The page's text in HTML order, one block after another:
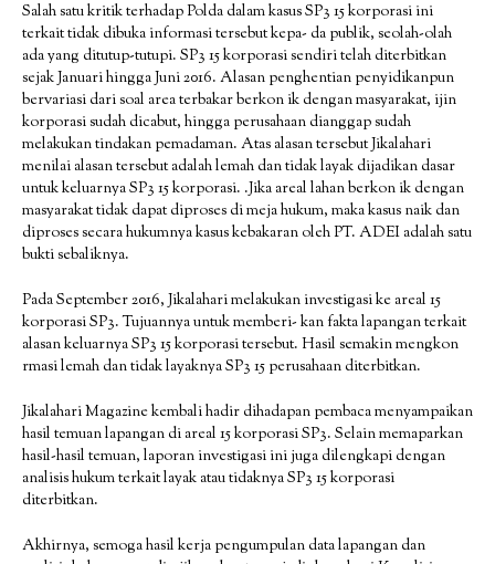
Salah satu kritik terhadap Polda dalam kasus SP3 15 korporasi ini
terkait tidak dibuka informasi tersebut kepa- da publik, seolah-olah
ada yang ditutup-tutupi. SP3 15 korporasi sendiri telah diterbitkan
sejak Januari hingga Juni 2016. Alasan penghentian penyidikanpun
bervariasi dari soal area terbakar berkon ik dengan masyarakat, ijin
korporasi sudah dicabut, hingga perusahaan dianggap sudah
melakukan tindakan pemadaman. Atas alasan tersebut Jikalahari
menilai alasan tersebut adalah lemah dan tidak layak dijadikan dasar
untuk keluarnya SP3 15 korporasi. .Jika areal lahan berkon ik dengan
masyarakat tidak dapat diproses di meja hukum, maka kasus naik dan
diproses secara hukumnya kasus kebakaran oleh PT. ADEI adalah satu
bukti sebaliknya.
Pada September 2016, Jikalahari melakukan investigasi ke areal 15
korporasi SP3. Tujuannya untuk memberi- kan fakta lapangan terkait
alasan keluarnya SP3 15 korporasi tersebut. Hasil semakin mengkon
rmasi lemah dan tidak layaknya SP3 15 perusahaan diterbitkan.
Jikalahari Magazine kembali hadir dihadapan pembaca menyampaikan
hasil temuan lapangan di areal 15 korporasi SP3. Selain memaparkan
hasil-hasil temuan, laporan investigasi ini juga dilengkapi dengan
analisis hukum terkait layak atau tidaknya SP3 15 korporasi
diterbitkan.
Akhirnya, semoga hasil kerja pengumpulan data lapangan dan